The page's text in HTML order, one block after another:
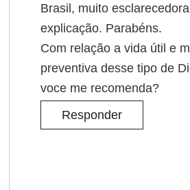
Brasil, muito
explicação. Parabéns.
Com relação a vida útil e
preventiva desse tipo de
voce me recomenda?
Responder